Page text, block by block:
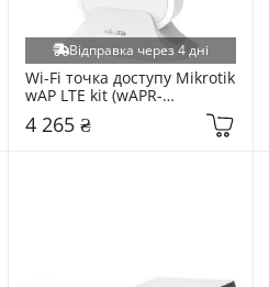
Відправка через 4 дні
Wi-Fi точка доступу Mikrotik
wAP LTE kit (wAPR-
2nD&EC200A-EU) White
4 265 ₴